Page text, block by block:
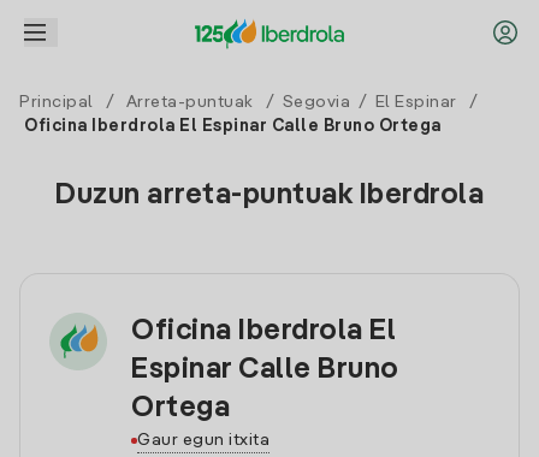
Principal / Arreta-puntuak / Segovia / El Espinar
/
Oficina Iberdrola El Espinar Calle Bruno Ortega
Duzun arreta-puntuak Iberdrola
Oficina Iberdrola El
Espinar Calle Bruno
Ortega
Gaur egun itxita